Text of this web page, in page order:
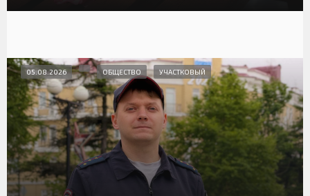
05.08.2026 ОБЩЕСТВО УЧАСТКОВЫЙ